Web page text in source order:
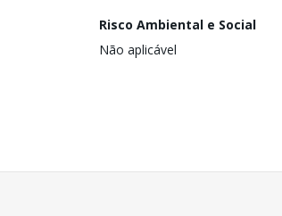
Risco Ambiental e Social
Não aplicável